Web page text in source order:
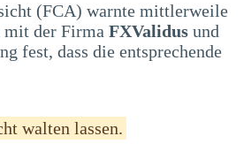
(FCA) warnte mittlerweile
mit der Firma FXValidus und
fest, dass die entsprechende
walten lassen.